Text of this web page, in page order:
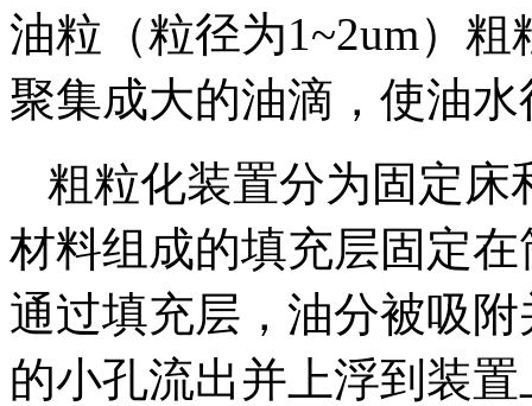
油粒（粒径为1~2um）
聚集成大的油滴，使油
粗粒化装置分为固定床
材料组成的填充层固定
通过填充层，油分被吸
的小孔流出并上浮到装